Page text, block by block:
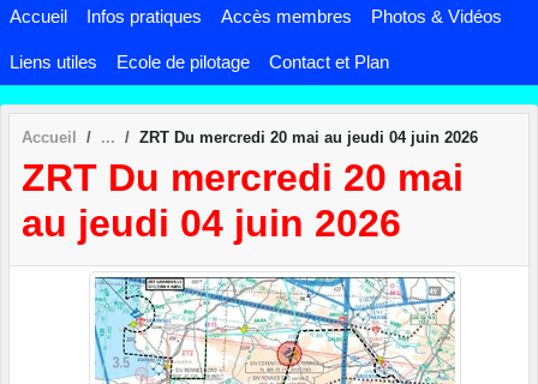
Accueil Infos pratiques Accès membres Photos & Vidéos
Liens utiles Ecole de pilotage Contact et Plan
Accueil ZRT Du mercredi 20 mai au jeudi 04 juin 2026
ZRT Du mercredi 20 mai
au jeudi 04 juin 2026